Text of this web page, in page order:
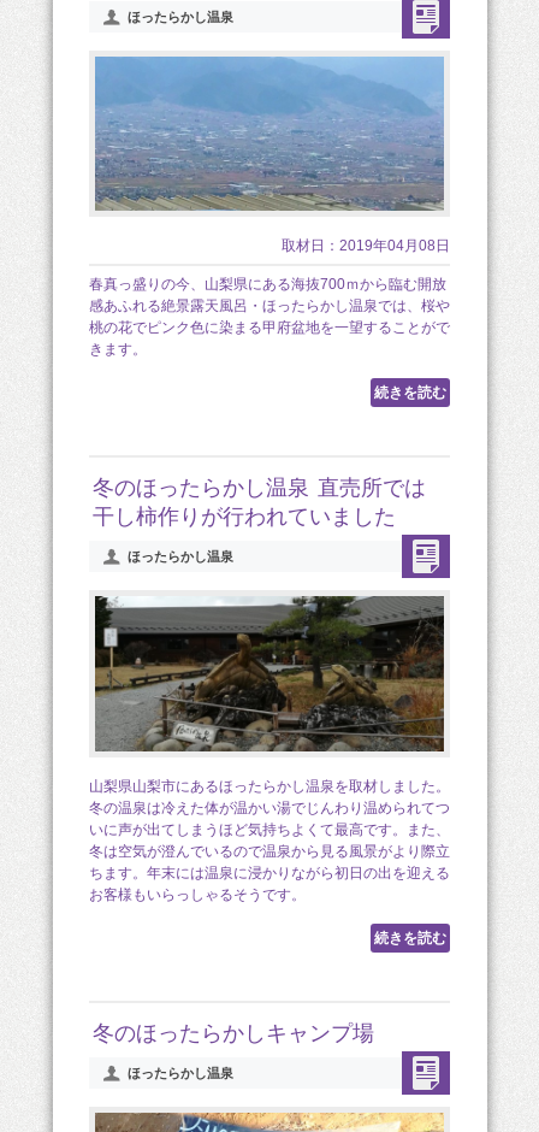
ほったらかし温泉
取材日：2019年04月08日
春真っ盛りの今、山梨県にある海抜700ｍから臨む開放
感あふれる絶景露天風呂・ほったらかし温泉では、桜や
桃の花でピンク色に染まる甲府盆地を一望することがで
きます。
続きを読む
冬のほったらかし温泉 直売所では
干し柿作りが行われていました
ほったらかし温泉
山梨県山梨市にあるほったらかし温泉を取材しました。
冬の温泉は冷えた体が温かい湯でじんわり温められてつ
いに声が出てしまうほど気持ちよくて最高です。また、
冬は空気が澄んでいるので温泉から見る風景がより際立
ちます。年末には温泉に浸かりながら初日の出を迎える
お客様もいらっしゃるそうです。
続きを読む
冬のほったらかしキャンプ場
ほったらかし温泉